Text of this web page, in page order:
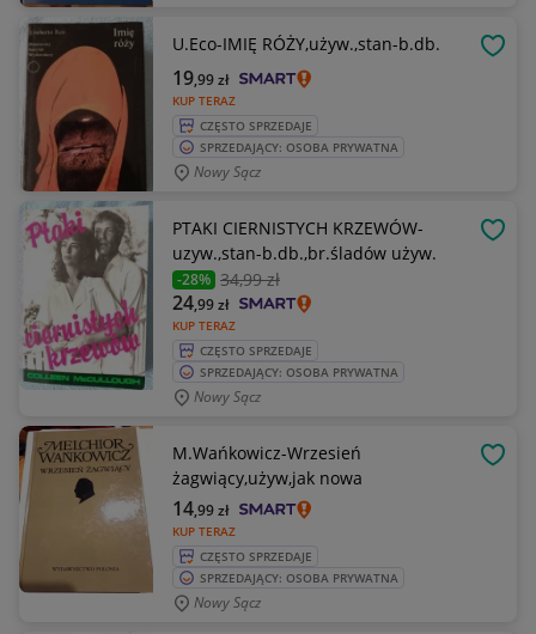
U.Eco-IMIĘ RÓŻY,używ.,stan-b.db.
KUP TERAZ
19,99zł
CZĘSTO SPRZEDAJE
SPRZEDAJĄCY: OSOBA PRYWATNA
Nowy Sącz
PTAKI CIERNISTYCH KRZEWÓW-
uzyw.,stan-b.db.,br.śladów używ.
-28% 34,99 zł
KUP TERAZ
24,99zł
CZĘSTO SPRZEDAJE
SPRZEDAJĄCY: OSOBA PRYWATNA
Nowy Sącz
M.Wańkowicz-Wrzesień
żagwiący,używ,jak nowa
KUP TERAZ
14,99zł
CZĘSTO SPRZEDAJE
SPRZEDAJĄCY: OSOBA PRYWATNA
Nowy Sącz